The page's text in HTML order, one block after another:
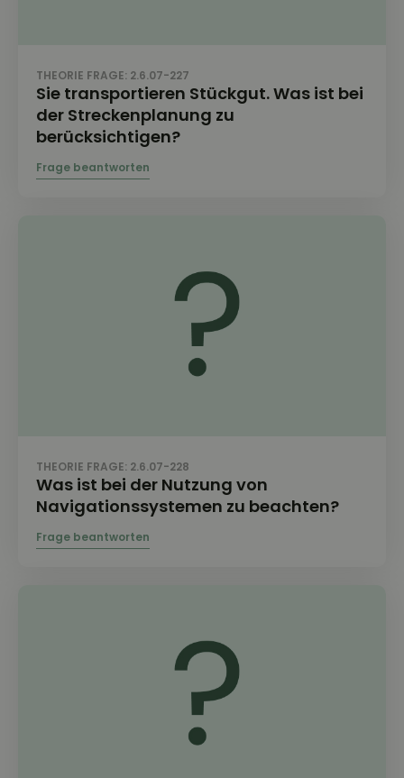
THEORIE FRAGE: 2.6.07-227
Sie transportieren Stückgut. Was ist bei
der Streckenplanung zu
berücksichtigen?
THEORIE FRAGE: 2.6.07-228
Was ist bei der Nutzung von
Navigationssystemen zu beachten?